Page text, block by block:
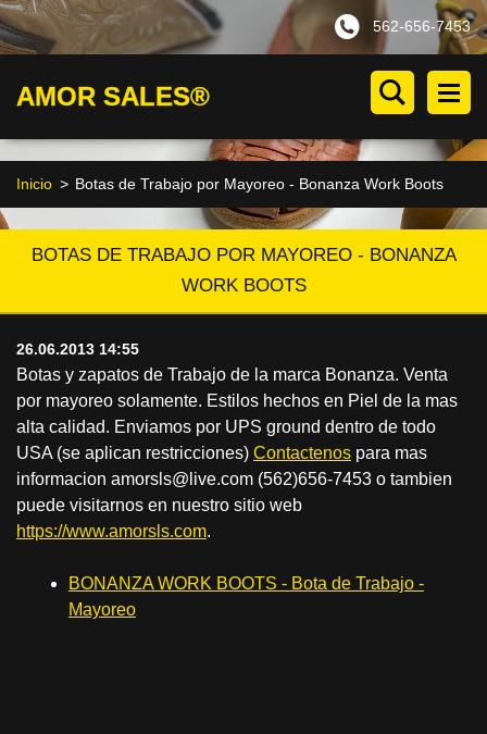
562-656-7453
AMOR SALES®
Inicio > Botas de Trabajo por Mayoreo - Bonanza Work Boots
BOTAS DE TRABAJO POR MAYOREO - BONANZA
WORK BOOTS
26.06.2013 14:55
Botas y zapatos de Trabajo de la marca Bonanza. Venta
por mayoreo solamente. Estilos hechos en Piel de la mas
alta calidad. Enviamos por UPS ground dentro de todo
USA (se aplican restricciones) Contactenos para mas
informacion amorsls@live.com (562)656-7453 o tambien
puede visitarnos en nuestro sitio web
https://www.amorsls.com.
BONANZA WORK BOOTS - Bota de Trabajo -
Mayoreo